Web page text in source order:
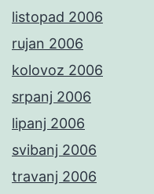
listopad 2006
rujan 2006
kolovoz 2006
srpanj 2006
lipanj 2006
svibanj 2006
travanj 2006